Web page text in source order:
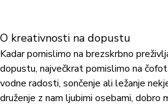
O kreativnosti na dopustu
Kadar pomislimo na brezskrbno
dopustu, največkrat pomislimo na
vodne radosti, sončenje ali ležanje
druženje z nam ljubimi osebami, dobro